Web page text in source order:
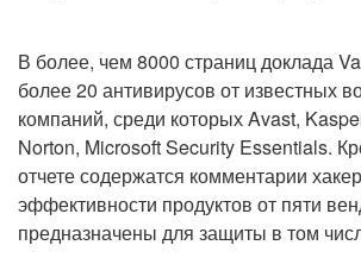
В более, чем 8000 страниц доклада
более 20 антивирусов от известных
компаний, среди которых Avast,
Norton, Microsoft Security Essentials.
отчете содержатся комментарии
эффективности продуктов от пяти
предназначены для защиты в том